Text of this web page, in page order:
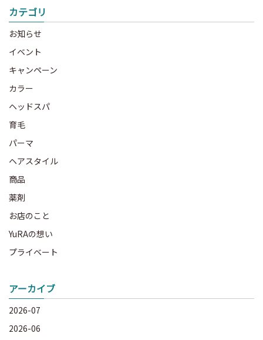
カテゴリ
お知らせ
イベント
キャンペーン
カラー
ヘッドスパ
育毛
パーマ
ヘアスタイル
商品
薬剤
お店のこと
YuRAの想い
プライベート
アーカイブ
2026-07
2026-06